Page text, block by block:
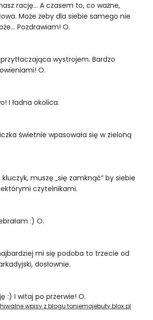
rację… A czasem to, co ważne,
Może żeby dla siebie samego nie
Pozdrawiam! O.
wystrojem. Bardzo
O.
I ładna okolica.
świetnie wpasowała się w zieloną
kluczyk, muszę „się zamknąć” by siebie
czytelnikami.
:) O.
mi się podoba to trzecie od
dosłownie.
:) I witaj po przerwie! O.
wpisy z blogu toniemojebuty.blox.pl